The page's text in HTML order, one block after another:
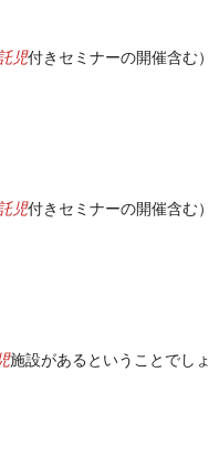
児付きセミナーの開催含む）
児付きセミナーの開催含む）
施設があるということでしょ